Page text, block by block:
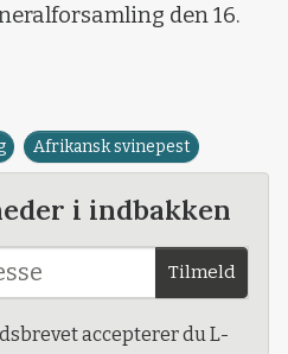
den 16.
Afrikansk svinepest
i indbakken
Tilmeld
accepterer du L-